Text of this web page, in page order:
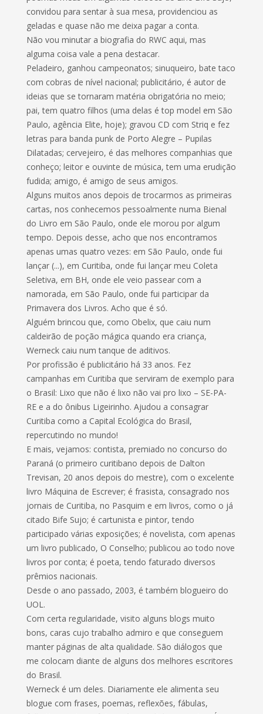
convidou para sentar à sua mesa, providenciou as
geladas e quase não me deixa pagar a conta.
Não vou minutar a biografia do RWC aqui, mas
alguma coisa vale a pena destacar.
Peladeiro, ganhou campeonatos; sinuqueiro, bate taco
com cobras de nível nacional; publicitário, é autor de
ideias que se tornaram matéria obrigatória no meio;
pai, tem quatro filhos (uma delas é top model em São
Paulo, agência Elite, hoje); gravou CD com Striq e fez
letras para banda punk de Porto Alegre – Pupilas
Dilatadas; cervejeiro, é das melhores companhias que
conheço; leitor e ouvinte de música, tem uma erudição
fudida; amigo, é amigo de seus amigos.
Alguns muitos anos depois de trocarmos as primeiras
cartas, nos conhecemos pessoalmente numa Bienal
do Livro em São Paulo, onde ele morou por algum
tempo. Depois desse, acho que nos encontramos
apenas umas quatro vezes: em São Paulo, onde fui
lançar (...), em Curitiba, onde fui lançar meu Coleta
Seletiva, em BH, onde ele veio passear com a
namorada, em São Paulo, onde fui participar da
Primavera dos Livros. Acho que é só.
Alguém brincou que, como Obelix, que caiu num
caldeirão de poção mágica quando era criança,
Werneck caiu num tanque de aditivos.
Por profissão é publicitário há 33 anos. Fez
campanhas em Curitiba que serviram de exemplo para
o Brasil: Lixo que não é lixo não vai pro lixo – SE-PA-
RE e a do ônibus Ligeirinho. Ajudou a consagrar
Curitiba como a Capital Ecológica do Brasil,
repercutindo no mundo!
E mais, vejamos: contista, premiado no concurso do
Paraná (o primeiro curitibano depois de Dalton
Trevisan, 20 anos depois do mestre), com o excelente
livro Máquina de Escrever; é frasista, consagrado nos
jornais de Curitiba, no Pasquim e em livros, como o já
citado Bife Sujo; é cartunista e pintor, tendo
participado várias exposições; é novelista, com apenas
um livro publicado, O Conselho; publicou ao todo nove
livros por conta; é poeta, tendo faturado diversos
prêmios nacionais.
Desde o ano passado, 2003, é também blogueiro do
UOL.
Com certa regularidade, visito alguns blogs muito
bons, caras cujo trabalho admiro e que conseguem
manter páginas de alta qualidade. São diálogos que
me colocam diante de alguns dos melhores escritores
do Brasil.
Werneck é um deles. Diariamente ele alimenta seu
blogue com frases, poemas, reflexões, fábulas,